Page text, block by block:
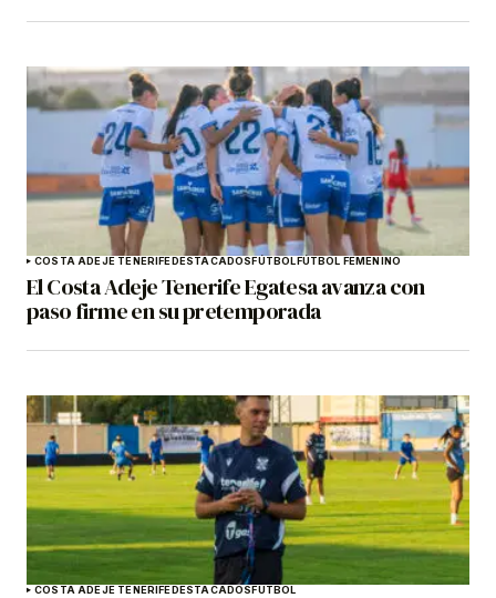
COSTA ADEJE TENERIFEDESTACADOSFÚTBOLFÚTBOL FEMENINO
El Costa Adeje Tenerife Egatesa avanza con
paso firme en su pretemporada
COSTA ADEJE TENERIFEDESTACADOSFÚTBOL